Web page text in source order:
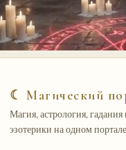
☾ Магический
Магия, астрология,
эзотерики на одном